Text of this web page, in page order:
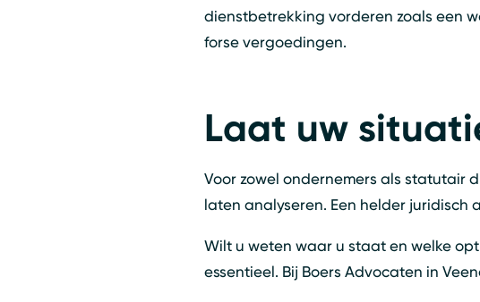
dienstbetrekking vorderen zoals een
forse vergoedingen.
Laat uw
Voor zowel ondernemers als statutair
laten analyseren. Een helder juridisch
Wilt u weten waar u staat en welke
essentieel. Bij Boers Advocaten in